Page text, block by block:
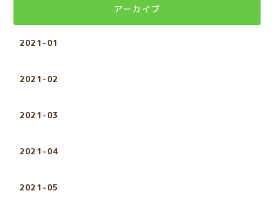
アーカイブ
2021-01
2021-02
2021-03
2021-04
2021-05